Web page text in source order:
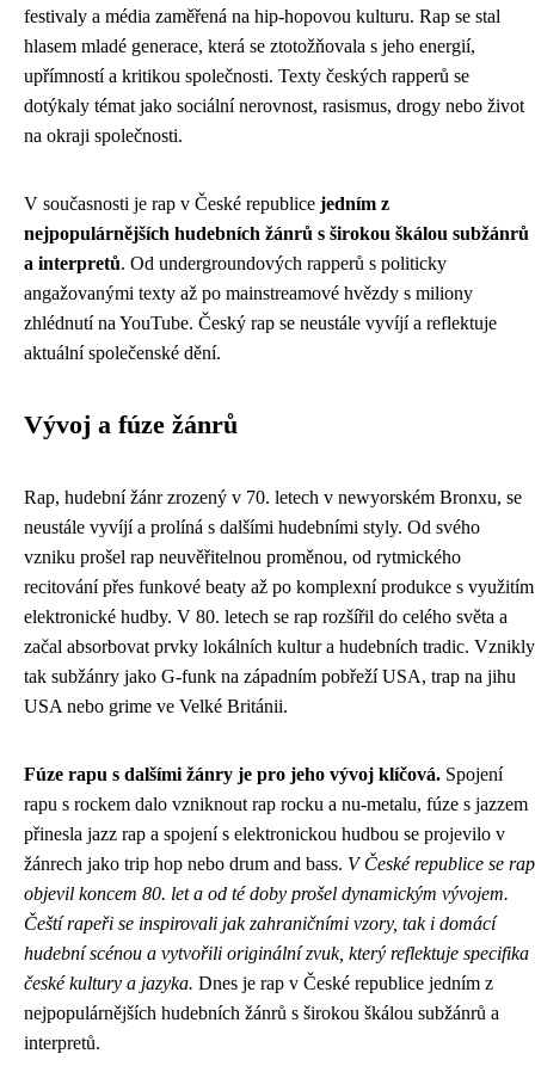
festivaly a média zaměřená na hip-hopovou kulturu. Rap se stal
hlasem mladé generace, která se ztotožňovala s jeho energií,
upřímností a kritikou společnosti. Texty českých rapperů se
dotýkaly témat jako sociální nerovnost, rasismus, drogy nebo život
na okraji společnosti.
V současnosti je rap v České republice jedním z
nejpopulárnějších hudebních žánrů s širokou škálou subžánrů
a interpretů. Od undergroundových rapperů s politicky
angažovanými texty až po mainstreamové hvězdy s miliony
zhlédnutí na YouTube. Český rap se neustále vyvíjí a reflektuje
aktuální společenské dění.
Vývoj a fúze žánrů
Rap, hudební žánr zrozený v 70. letech v newyorském Bronxu, se
neustále vyvíjí a prolíná s dalšími hudebními styly. Od svého
vzniku prošel rap neuvěřitelnou proměnou, od rytmického
recitování přes funkové beaty až po komplexní produkce s využitím
elektronické hudby. V 80. letech se rap rozšířil do celého světa a
začal absorbovat prvky lokálních kultur a hudebních tradic. Vznikly
tak subžánry jako G-funk na západním pobřeží USA, trap na jihu
USA nebo grime ve Velké Británii.
Fúze rapu s dalšími žánry je pro jeho vývoj klíčová. Spojení
rapu s rockem dalo vzniknout rap rocku a nu-metalu, fúze s jazzem
přinesla jazz rap a spojení s elektronickou hudbou se projevilo v
žánrech jako trip hop nebo drum and bass. V České republice se rap
objevil koncem 80. let a od té doby prošel dynamickým vývojem.
Čeští rapeři se inspirovali jak zahraničními vzory, tak i domácí
hudební scénou a vytvořili originální zvuk, který reflektuje specifika
české kultury a jazyka. Dnes je rap v České republice jedním z
nejpopulárnějších hudebních žánrů s širokou škálou subžánrů a
interpretů.